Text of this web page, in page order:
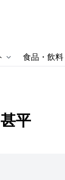
食品・飲料
甚平